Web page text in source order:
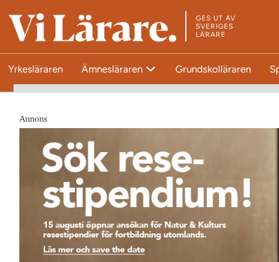
T
l
l
GES UT AV
SVERIGES
LÄRARE
Yrkesläraren Ämnesläraren Grundskolläraren
Annons